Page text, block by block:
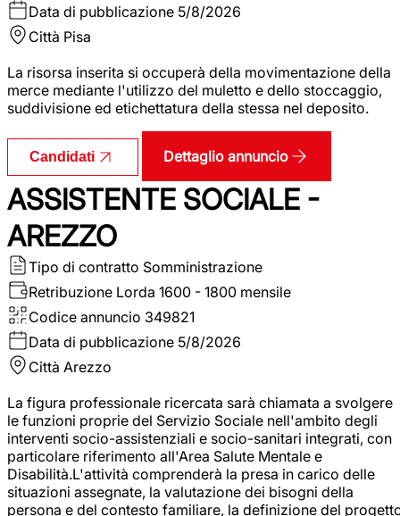
Data di pubblicazione 5/8/2026
Città Pisa
La risorsa inserita si occuperà della movimentazione della
merce mediante l'utilizzo del muletto e dello stoccaggio,
suddivisione ed etichettatura della stessa nel deposito.
Candidati Dettaglio annuncio
ASSISTENTE SOCIALE -
AREZZO
Tipo di contratto Somministrazione
Retribuzione Lorda 1600 - 1800 mensile
Codice annuncio 349821
Data di pubblicazione 5/8/2026
Città Arezzo
La figura professionale ricercata sarà chiamata a svolgere
le funzioni proprie del Servizio Sociale nell'ambito degli
interventi socio-assistenziali e socio-sanitari integrati, con
particolare riferimento all'Area Salute Mentale e
Disabilità.L'attività comprenderà la presa in carico delle
situazioni assegnate, la valutazione dei bisogni della
persona e del contesto familiare, la definizione del